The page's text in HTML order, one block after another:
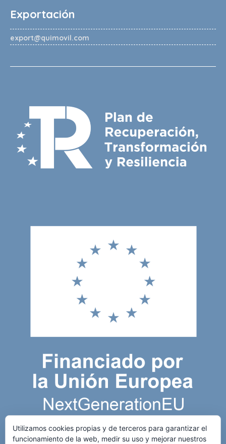
Exportación
export@quimovil.com
Utilizamos cookies propias y de terceros para garantizar el
funcionamiento de la web, medir su uso y mejorar nuestros